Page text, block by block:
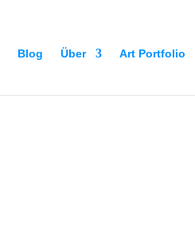
Blog Über Art Portfolio